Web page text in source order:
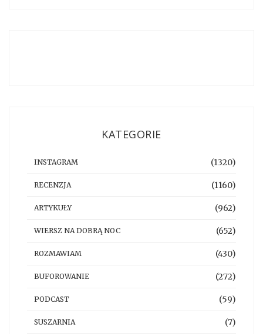
KATEGORIE
INSTAGRAM (1320)
RECENZJA (1160)
ARTYKUŁY (962)
WIERSZ NA DOBRĄ NOC (652)
ROZMAWIAM (430)
BUFOROWANIE (272)
PODCAST (59)
SUSZARNIA (7)